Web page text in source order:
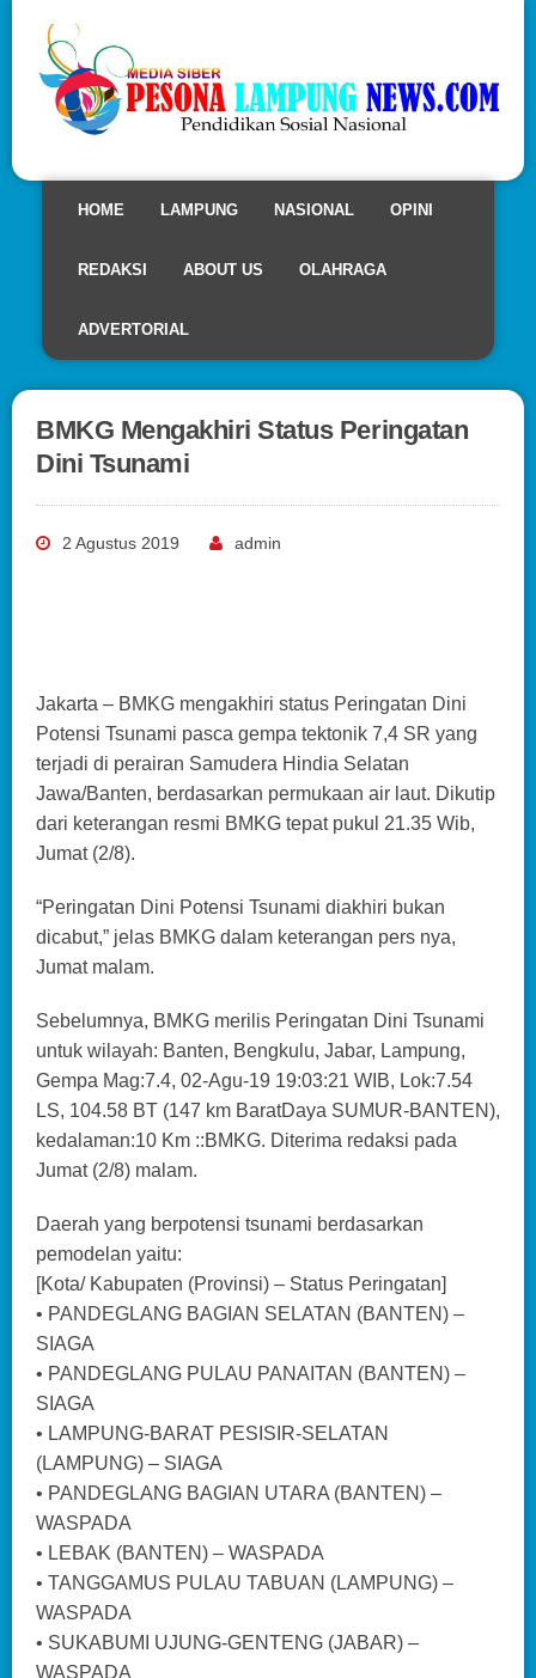
HOME LAMPUNG NASIONAL OPINI
REDAKSI ABOUT US OLAHRAGA
ADVERTORIAL
BMKG Mengakhiri Status Peringatan
Dini Tsunami
2 Agustus 2019 admin
Jakarta – BMKG mengakhiri status Peringatan Dini
Potensi Tsunami pasca gempa tektonik 7,4 SR yang
terjadi di perairan Samudera Hindia Selatan
Jawa/Banten, berdasarkan permukaan air laut. Dikutip
dari keterangan resmi BMKG tepat pukul 21.35 Wib,
Jumat (2/8).
“Peringatan Dini Potensi Tsunami diakhiri bukan
dicabut,” jelas BMKG dalam keterangan pers nya,
Jumat malam.
Sebelumnya, BMKG merilis Peringatan Dini Tsunami
untuk wilayah: Banten, Bengkulu, Jabar, Lampung,
Gempa Mag:7.4, 02-Agu-19 19:03:21 WIB, Lok:7.54
LS, 104.58 BT (147 km BaratDaya SUMUR-BANTEN),
kedalaman:10 Km ::BMKG. Diterima redaksi pada
Jumat (2/8) malam.
Daerah yang berpotensi tsunami berdasarkan
pemodelan yaitu:
[Kota/ Kabupaten (Provinsi) – Status Peringatan]
• PANDEGLANG BAGIAN SELATAN (BANTEN) –
SIAGA
• PANDEGLANG PULAU PANAITAN (BANTEN) –
SIAGA
• LAMPUNG-BARAT PESISIR-SELATAN
(LAMPUNG) – SIAGA
• PANDEGLANG BAGIAN UTARA (BANTEN) –
WASPADA
• LEBAK (BANTEN) – WASPADA
• TANGGAMUS PULAU TABUAN (LAMPUNG) –
WASPADA
• SUKABUMI UJUNG-GENTENG (JABAR) –
WASPADA